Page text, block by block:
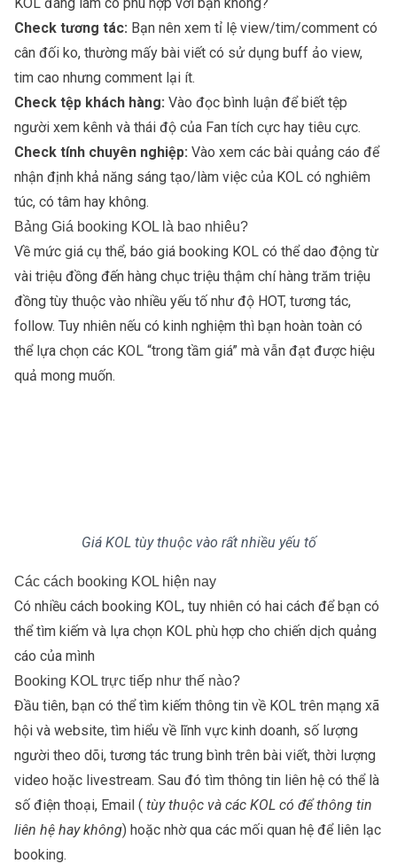
Check tương tác: Bạn nên xem tỉ lệ view/tim/comment có
cân đối ko, thường mấy bài viết có sử dụng buff ảo view,
tim cao nhưng comment lại ít.
Check tệp khách hàng: Vào đọc bình luận để biết tệp
người xem kênh và thái độ của Fan tích cực hay tiêu cực.
Check tính chuyên nghiệp: Vào xem các bài quảng cáo để
nhận định khả năng sáng tạo/làm việc của KOL có nghiêm
túc, có tâm hay không.
Bảng Giá booking KOL là bao nhiêu?
Về mức giá cụ thể, báo giá booking KOL có thể dao động từ
vài triệu đồng đến hàng chục triệu thậm chí hàng trăm triệu
đồng tùy thuộc vào nhiều yếu tố như độ HOT, tương tác,
follow. Tuy nhiên nếu có kinh nghiệm thì bạn hoàn toàn có
thể lựa chọn các KOL “trong tầm giá” mà vẫn đạt được hiệu
quả mong muốn.
Giá KOL tùy thuộc vào rất nhiều yếu tố
Các cách booking KOL hiện nay
Có nhiều cách booking KOL, tuy nhiên có hai cách để bạn có
thể tìm kiếm và lựa chọn KOL phù hợp cho chiến dịch quảng
cáo của mình
Booking KOL trực tiếp như thế nào?
Đầu tiên, bạn có thể tìm kiếm thông tin về KOL trên mạng xã
hội và website, tìm hiểu về lĩnh vực kinh doanh, số lượng
người theo dõi, tương tác trung bình trên bài viết, thời lượng
video hoặc livestream. Sau đó tìm thông tin liên hệ có thể là
số điện thoại, Email ( tùy thuộc và các KOL có để thông tin
liên hệ hay không) hoặc nhờ qua các mối quan hệ để liên lạc
booking.